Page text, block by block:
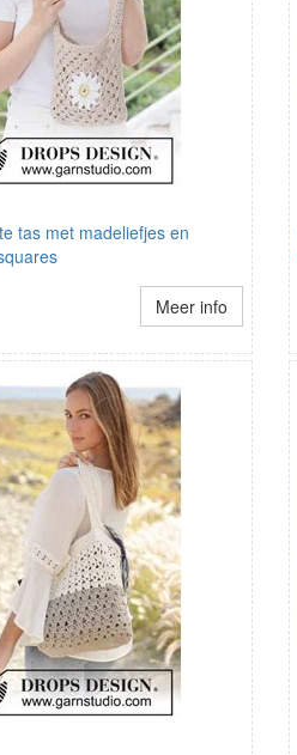
tas met madeliefjes en
Meer info